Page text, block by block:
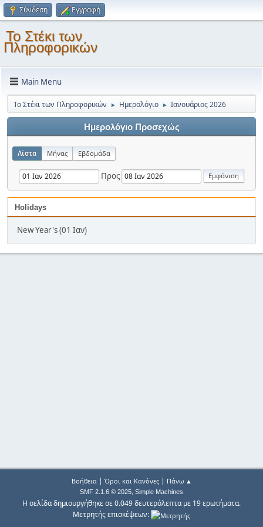
Σύνδεση Εγγραφή
Το Στέκι των
Πληροφορικών
Main Menu
Το Στέκι των Πληροφορικών ► Ημερολόγιο ► Ιανουάριος 2026
Ημερολόγιο Προσεχώς
Λίστα Μήνας Εβδομάδα
Προς
Holidays
New Year's (01 Ιαν)
Βοήθεια| Όροι και Κανόνες| Πάνω ▲
SMF 2.1.6 © 2025, Simple Machines
Η σελίδα δημιουργήθηκε σε 0.049 δευτερόλεπτα με 19 ερωτήματα.
Μετρητής επισκέψεων: